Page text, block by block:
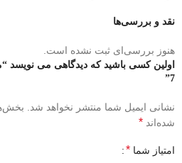
نقد و بررسی‌ها
هنوز بررسی‌ای ثبت نشده است.
7”
نشانی ایمیل شما منتشر نخواهد شد.
شده‌اند *
امتیاز شما *